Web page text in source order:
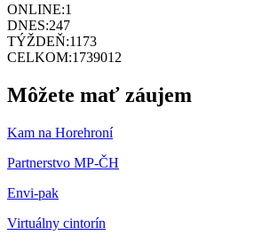
ONLINE:1
DNES:247
TÝŽDEŇ:1173
CELKOM:1739012
Môžete mať záujem
Kam na Horehroní
Partnerstvo MP-ČH
Envi-pak
Virtuálny cintorín